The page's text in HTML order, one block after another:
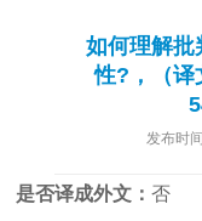
如何理解批
性?，（译
发布时
是否译成外文：否